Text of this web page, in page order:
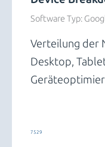
Software Typ:
Verteilung der
Desktop,
7529